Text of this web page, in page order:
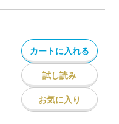
カートに入れる
試し読み
お気に入り